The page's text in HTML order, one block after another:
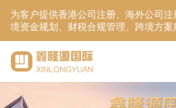
为客户提供香港公司注册、海外公司
境资金规划、财税合规管理、跨境方案
服务！